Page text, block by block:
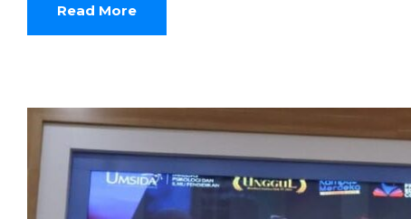
Read More